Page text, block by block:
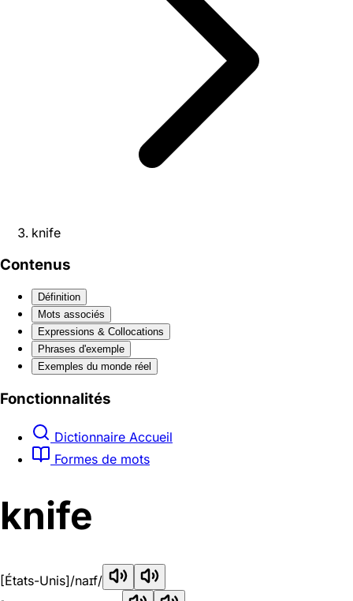
knife
Contenus
Définition
Mots associés
Expressions & Collocations
Phrases d'exemple
Exemples du monde réel
Fonctionnalités
Dictionnaire Accueil
Formes de mots
knife
[États-Unis]/naɪf/